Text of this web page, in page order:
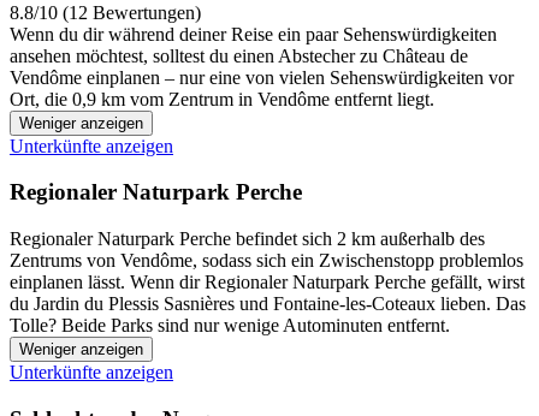
8.8/10 (12 Bewertungen)
Wenn du dir während deiner Reise ein paar Sehenswürdigkeiten
ansehen möchtest, solltest du einen Abstecher zu Château de
Vendôme einplanen – nur eine von vielen Sehenswürdigkeiten vor
Ort, die 0,9 km vom Zentrum in Vendôme entfernt liegt.
Weniger anzeigen
Unterkünfte anzeigen
Regionaler Naturpark Perche
Regionaler Naturpark Perche befindet sich 2 km außerhalb des
Zentrums von Vendôme, sodass sich ein Zwischenstopp problemlos
einplanen lässt. Wenn dir Regionaler Naturpark Perche gefällt, wirst
du Jardin du Plessis Sasnières und Fontaine-les-Coteaux lieben. Das
Tolle? Beide Parks sind nur wenige Autominuten entfernt.
Weniger anzeigen
Unterkünfte anzeigen